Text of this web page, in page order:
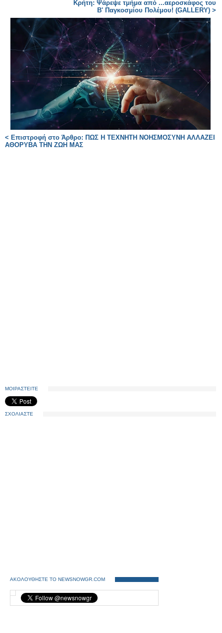
Κρήτη: Ψάρεψε τμήμα από ...αεροσκάφος του
Β' Παγκοσμίου Πολέμου! (GALLERY) >
< Επιστροφή στο Άρθρο: ΠΩΣ Η ΤΕΧΝΗΤΗ ΝΟΗΣΜΟΣΥΝΗ ΑΛΛΑΖΕΙ
ΑΘΟΡΥΒΑ ΤΗΝ ΖΩΗ ΜΑΣ
ΜΟΙΡΑΣΤΕΙΤΕ
ΣΧΟΛΙΑΣΤΕ
ΑΚΟΛΟΥΘΗΣΤΕ ΤΟ NEWSNOWGR.COM